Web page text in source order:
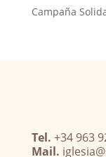
Campaña
Tel. +34 963
Mail.